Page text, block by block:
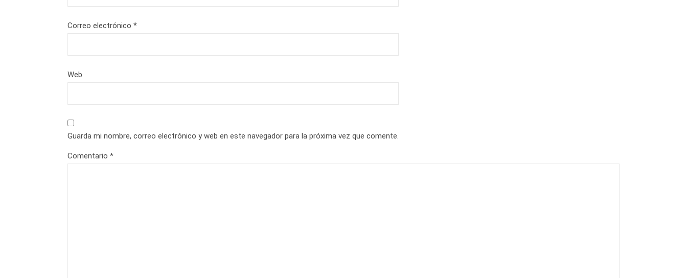
Correo electrónico *
Web
Guarda mi nombre, correo electrónico y web en este navegador para la próxima vez que comente.
Comentario *